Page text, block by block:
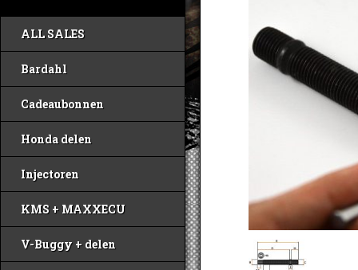
ALL SALES
Bardahl
Cadeaubonnen
Honda delen
Injectoren
KMS + MAXXECU
V-Buggy + delen